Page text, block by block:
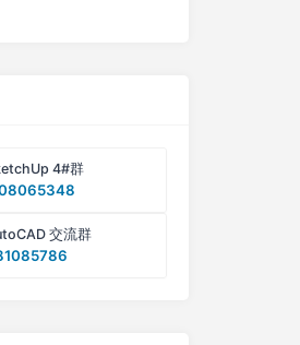
4#群
交流群